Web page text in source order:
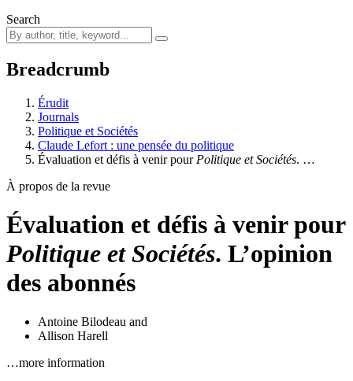
Search
Breadcrumb
Érudit
Journals
Politique et Sociétés
Claude Lefort : une pensée du politique
Évaluation et défis à venir pour Politique et Sociétés. …
À propos de la revue
Évaluation et défis à venir pour
Politique et Sociétés. L’opinion
des abonnés
Antoine Bilodeau and
Allison Harell
…more information